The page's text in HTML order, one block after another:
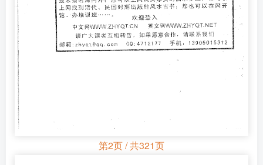
第2页 / 共321页